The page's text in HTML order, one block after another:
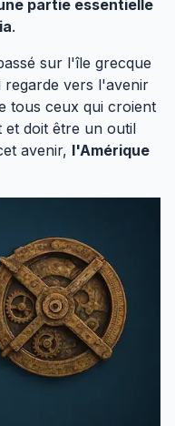
partie essentielle
.
sur l'île grecque
regarde vers l'avenir
tous ceux qui croient
et doit être un outil
avenir, l'Amérique